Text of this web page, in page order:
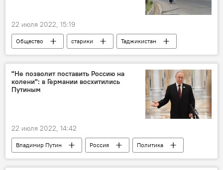
22 июля 2022, 15:19
Общество старики Таджикистан
"Не позволит поставить Россию на
колени": в Германии восхитились
Путиным
22 июля 2022, 14:42
Владимир Путин Россия
Политика
Обзор СМИ
Германия Украина